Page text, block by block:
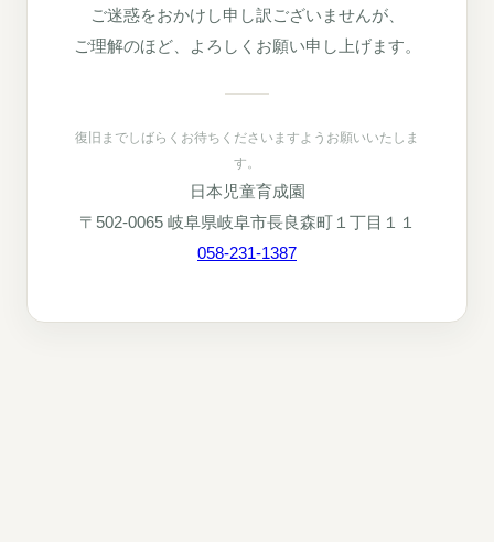
ご迷惑をおかけし申し訳ございませんが、
ご理解のほど、よろしくお願い申し上げます。
復旧までしばらくお待ちくださいますようお願いいたしま
す。
日本児童育成園
〒502-0065 岐阜県岐阜市長良森町１丁目１１
058-231-1387